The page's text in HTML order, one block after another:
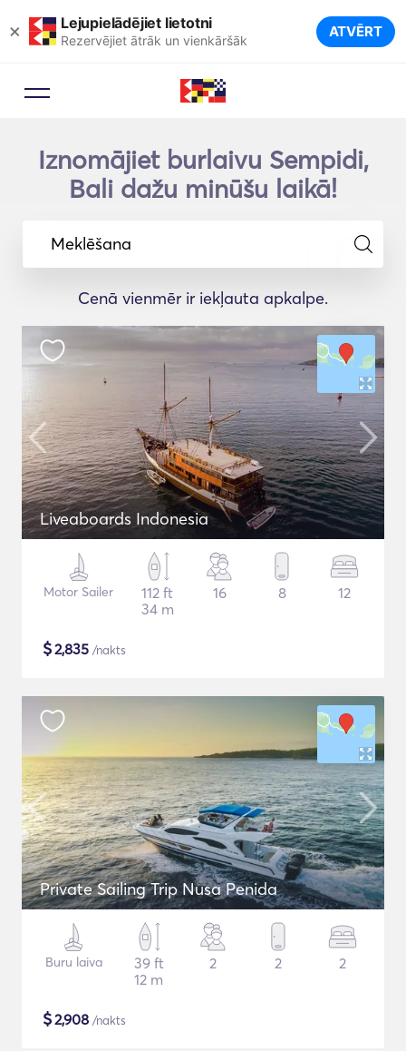
× Lejupielādējiet lietotni
Rezervējiet ātrāk un vienkāršāk ATVĒRT
Iznomājiet burlaivu Sempidi,
Bali dažu minūšu laikā!
Meklēšana
Cenā vienmēr ir iekļauta apkalpe.
Liveaboards Indonesia
Motor Sailer
112 ft
34 m
16 8 12
$2,835 /nakts
Private Sailing Trip Nusa Penida
Buru laiva
39 ft
12 m
2 2 2
$2,908 /nakts